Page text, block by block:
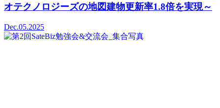
オテクノロジーズの地図建物更新率1.8倍を実現～
Dec.05.2025